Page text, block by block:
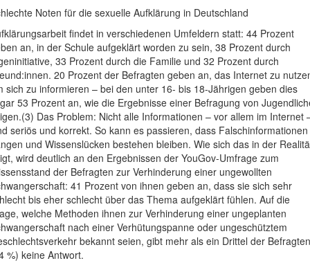
Noten für die sexuelle Aufklärung in Deutschland
findet in verschiedenen Umfeldern statt: 44 Prozent
an, in der Schule aufgeklärt worden zu sein, 38 Prozent durch
33 Prozent durch die Familie und 32 Prozent durch
20 Prozent der Befragten geben an, das Internet zu
sich zu informieren – bei den unter 16- bis 18-Jährigen geben dies
53 Prozent an, wie die Ergebnisse einer Befragung von
Das Problem: Nicht alle Informationen – vor allem im Internet
seriös und korrekt. So kann es passieren, dass Falschinformationen
und Wissenslücken bestehen bleiben. Wie sich das in der
wird deutlich an den Ergebnissen der YouGov-Umfrage zum
der Befragten zur Verhinderung einer ungewollten
41 Prozent von ihnen geben an, dass sie sich sehr
bis eher schlecht über das Thema aufgeklärt fühlen. Auf die
welche Methoden ihnen zur Verhinderung einer ungeplanten
nach einer Verhütungspanne oder ungeschütztem
bekannt seien, gibt mehr als ein Drittel der Befragten
%) keine Antwort.